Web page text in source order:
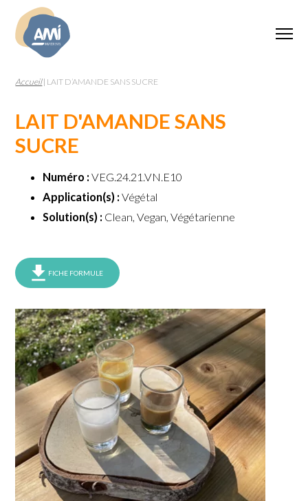
Accueil| LAIT D’AMANDE SANS SUCRE
LAIT D'AMANDE SANS
SUCRE
Numéro : VEG.24.21.VN.E10
Application(s) : Végétal
Solution(s) : Clean, Vegan, Végétarienne
FICHE FORMULE